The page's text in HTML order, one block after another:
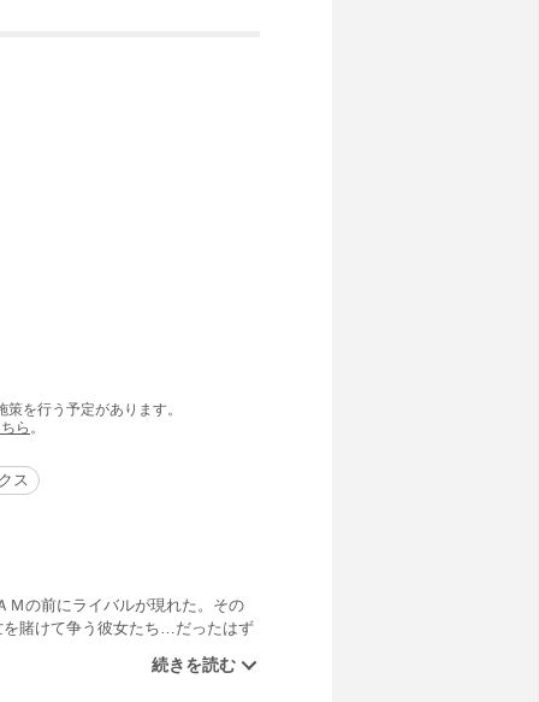
を行う予定があります。
ちら 。
ス
の前にライバルが現れた。その
を賭けて争う彼女たち…だったはず
knowイング？／MISSION.9リト